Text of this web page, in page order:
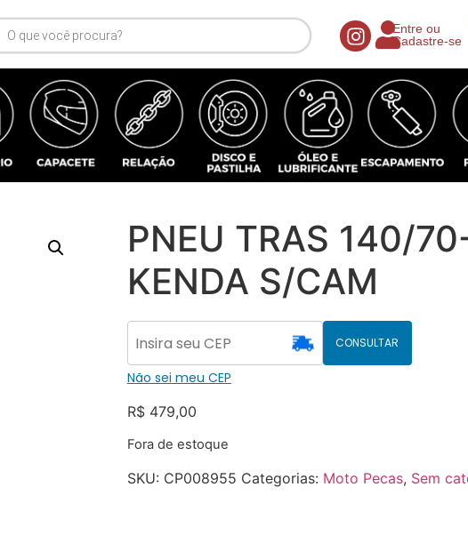
Entre ou
Cadastre-se
PNEU TRAS 140/
KENDA S/CAM
CONSULTAR
Não sei meu CEP
R$479,00
Fora de estoque
SKU: CP008955 Categorias: Moto Pecas, Sem